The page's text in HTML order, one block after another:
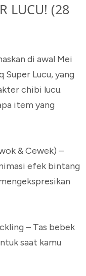
LUCU! (28
di awal Mei
Super Lucu, yang
chibi lucu.
item yang
& Cewek) –
efek bintang
– Tas bebek
saat kamu